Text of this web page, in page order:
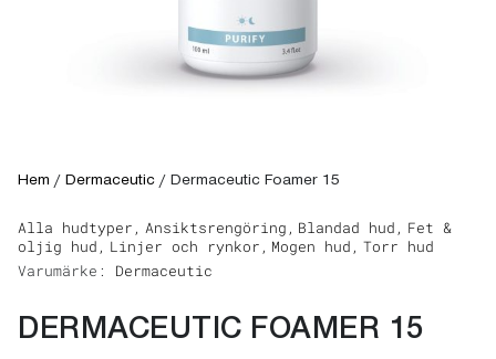
Hem / Dermaceutic / Dermaceutic Foamer 15
Alla hudtyper, Ansiktsrengöring, Blandad hud, Fet &
oljig hud, Linjer och rynkor, Mogen hud, Torr hud
Varumärke: Dermaceutic
DERMACEUTIC FOAMER 15